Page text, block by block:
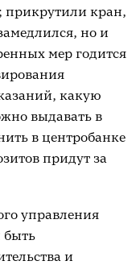
прикрутили кран,
но и
мер годится
какую
выдавать в
в центробанке
придут за
управления
быть
и